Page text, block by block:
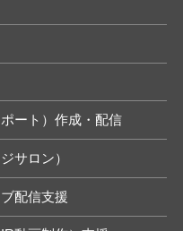
ート）作成・配信
サロン）
配信支援